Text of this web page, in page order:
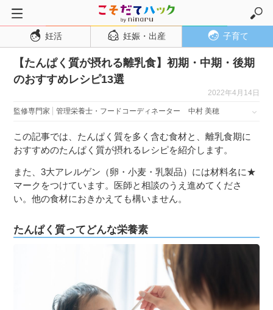
トップページ
妊活
妊娠・出産
妊娠中期
妊娠後期
出産
０歳児
妊活 妊娠・出産 子育て
【たんぱく質が摂れる離乳食】初期・中期・後期
のおすすめレシピ13選
2022年4月14日
監修専門家 管理栄養士・フードコーディネーター 中村 美穂
この記事では、たんぱく質を多く含む食材と、離乳食期に
おすすめのたんぱく質が摂れるレシピを紹介します。
また、3大アレルゲン（卵・小麦・乳製品）には材料名に★
マークをつけています。医師と相談のうえ進めてくださ
い。他の食材におきかえても構いません。
たんぱく質ってどんな栄養素